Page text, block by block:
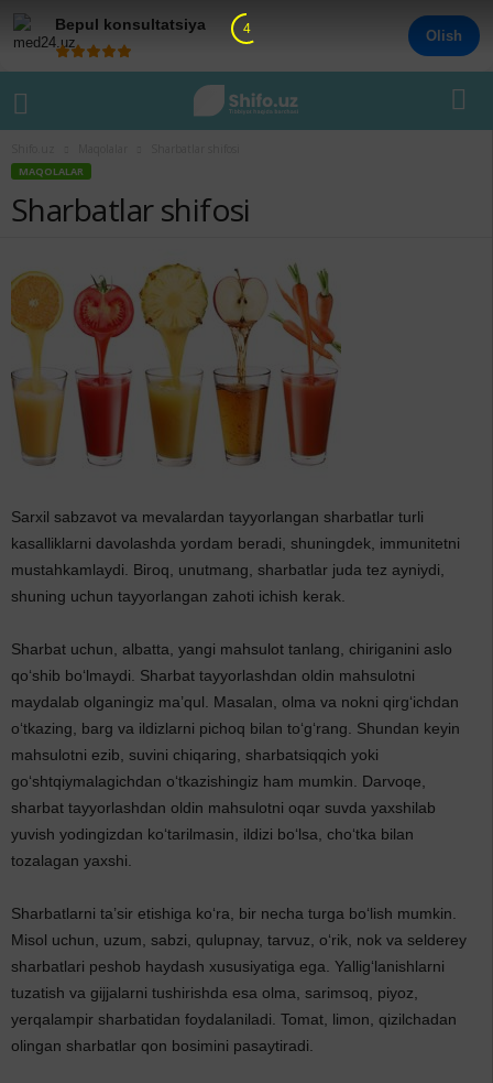
Bepul konsultatsiya
Olish
MAQOLALAR
Sharbatlar shifosi
Sarxil sabzavot va mevalardan tayyorlangan sharbatlar turli
kasalliklarni davolashda yordam beradi, shuningdek, immunitetni
mustahkamlaydi. Biroq, unutmang, sharbatlar juda tez ayniydi,
shuning uchun tayyorlangan zahoti ichish kerak.
Sharbat uchun, albatta, yangi mahsulot tanlang, chiriganini aslo
qo‘shib bo‘lmaydi. Sharbat tayyorlashdan oldin mahsulotni
maydalab olganingiz ma’qul. Masalan, olma va nokni qirg‘ichdan
o‘tkazing, barg va ildizlarni pichoq bilan to‘g‘rang. Shundan keyin
mahsulotni ezib, suvini chiqaring, sharbatsiqqich yoki
go‘shtqiymalagichdan o‘tkazishingiz ham mumkin. Darvoqe,
sharbat tayyorlashdan oldin mahsulotni oqar suvda yaxshilab
yuvish yodingizdan ko‘tarilmasin, ildizi bo‘lsa, cho‘tka bilan
tozalagan yaxshi.
Sharbatlarni ta’sir etishiga ko‘ra, bir necha turga bo‘lish mumkin.
Misol uchun, uzum, sabzi, qulupnay, tarvuz, o‘rik, nok va selderey
sharbatlari peshob haydash xususiyatiga ega. Yallig‘lanishlarni
tuzatish va gijjalarni tushirishda esa olma, sarimsoq, piyoz,
yerqalampir sharbatidan foydalaniladi. Tomat, limon, qizilchadan
olingan sharbatlar qon bosimini pasaytiradi.
4